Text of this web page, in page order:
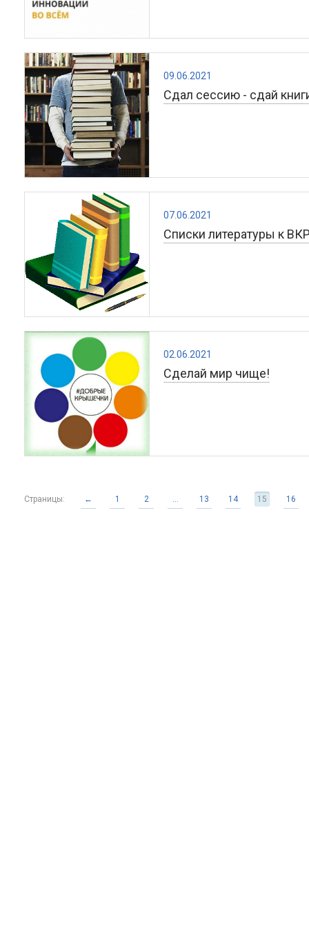
09.06.2021
Сдал сессию - сдай
07.06.2021
Списки литературы к
02.06.2021
Сделай мир чище!
Страницы: ← 1 2 ... 13 14 15 16